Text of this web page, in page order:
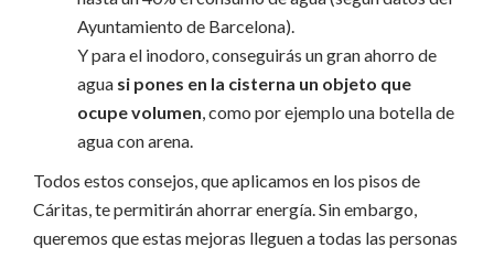
Ayuntamiento de Barcelona).
Y para el inodoro, conseguirás un gran ahorro de
agua si pones en la cisterna un objeto que
ocupe volumen, como por ejemplo una botella de
agua con arena.
Todos estos consejos, que aplicamos en los pisos de
Cáritas, te permitirán ahorrar energía. Sin embargo,
queremos que estas mejoras lleguen a todas las personas